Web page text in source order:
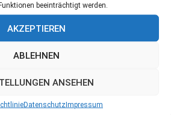
beeinträchtigt werden.
AKZEPTIEREN
ABLEHNEN
ANSEHEN
DatenschutzImpressum